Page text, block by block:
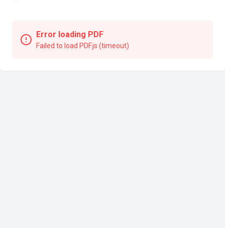
Error loading PDF
Failed to load PDF.js (timeout)